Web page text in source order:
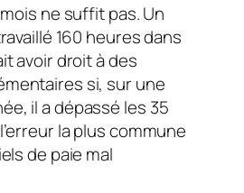
ne suffit pas. Un
160 heures dans
avoir droit à des
si, sur une
il a dépassé les 35
la plus commune
de paie mal